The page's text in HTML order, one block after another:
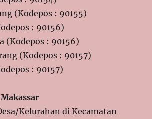
(Kodepos : 90155)
: 90156)
(Kodepos : 90156)
(Kodepos : 90157)
: 90157)
Kelurahan di Kecamatan